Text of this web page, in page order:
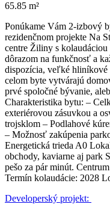
65.85 m²
Ponúkame Vám 2-izbový
rezidenčnom projekte Na
centre Žiliny s
dôrazom na funkčnosť a
dispozícia, veľké hliníkové
celom byte vytvárajú
prvé spoločné bývanie,
Charakteristika bytu: –
exteriérovou zásuvkou a
trojsklom – Podlahové
– Možnosť zakúpenia
Energetická trieda A0
obchody, kaviarne aj park
pešo za pár minút.
Termín kolaudácie: 2028
Developerský projekt: